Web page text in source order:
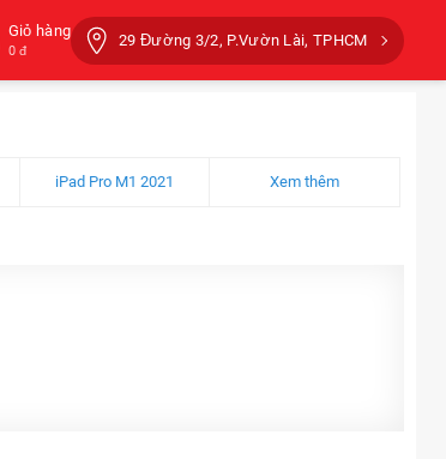
Giỏ hàng
0 đ
29 Đường 3/2, P.Vườn Lài, TPHCM
iPad Pro M1 2021 Xem thêm